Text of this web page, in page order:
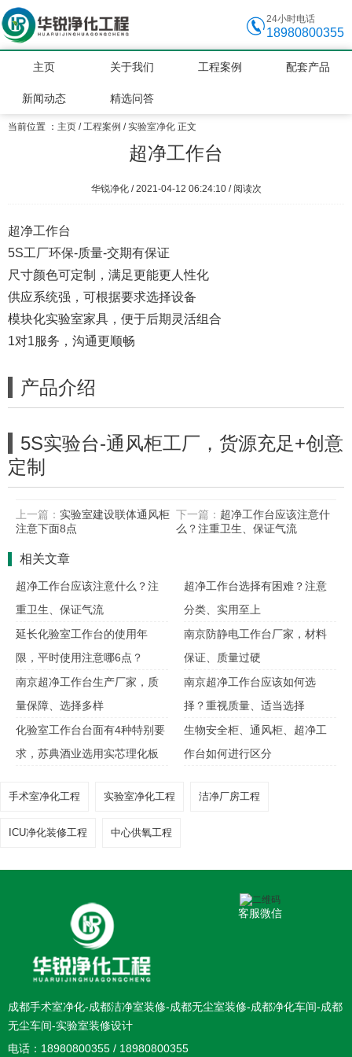
24小时电话
18980800355
主页 关于我们 工程案例 配套产品
新闻动态 精选问答
当前位置 ： 主页 /工程案例 /实验室净化 正文
超净工作台
华锐净化 / 2021-04-12 06:24:10 / 阅读次
超净工作台
5S工厂环保-质量-交期有保证
尺寸颜色可定制，满足更能更人性化
供应系统强，可根据要求选择设备
模块化实验室家具，便于后期灵活组合
1对1服务，沟通更顺畅
产品介绍
5S实验台-通风柜工厂，货源充足+创意
定制
上一篇： 实验室建设联体通风柜
注意下面8点
下一篇： 超净工作台应该注意什
么？注重卫生、保证气流
相关文章
超净工作台应该注意什么？注
重卫生、保证气流
超净工作台选择有困难？注意
分类、实用至上
延长化验室工作台的使用年
限，平时使用注意哪6点？
南京防静电工作台厂家，材料
保证、质量过硬
南京超净工作台生产厂家，质
量保障、选择多样
南京超净工作台应该如何选
择？重视质量、适当选择
化验室工作台台面有4种特别要
求，苏典酒业选用实芯理化板
生物安全柜、通风柜、超净工
作台如何进行区分
手术室净化工程 实验室净化工程 洁净厂房工程
ICU净化装修工程 中心供氧工程
客服微信
成都手术室净化-成都洁净室装修-成都无尘室装修-成都净化车间-成都
无尘车间-实验室装修设计
电话：18980800355 / 18980800355